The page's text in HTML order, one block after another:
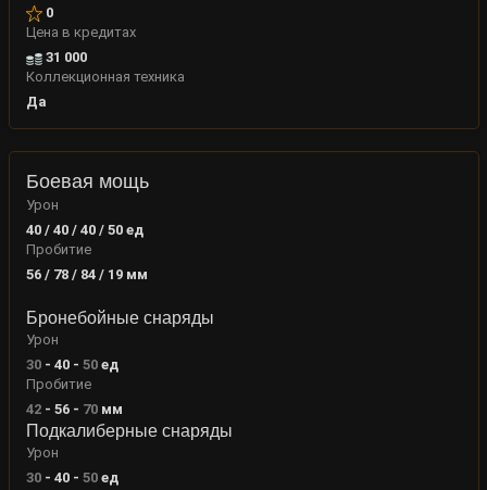
0
Цена в кредитах
31 000
Коллекционная техника
Да
Боевая мощь
Урон
40 / 40 / 40 / 50 ед
Пробитие
56 / 78 / 84 / 19 мм
Бронебойные снаряды
Урон
30- 40- 50ед
Пробитие
42- 56- 70 мм
Подкалиберные снаряды
Урон
30- 40- 50ед